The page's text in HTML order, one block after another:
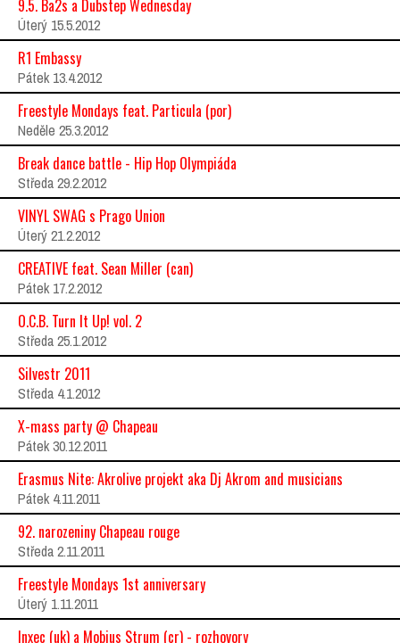
9.5. Ba2s a Dubstep Wednesday
Úterý 15.5.2012
R1 Embassy
Pátek 13.4.2012
Freestyle Mondays feat. Particula (por)
Neděle 25.3.2012
Break dance battle - Hip Hop Olympiáda
Středa 29.2.2012
VINYL SWAG s Prago Union
Úterý 21.2.2012
CREATIVE feat. Sean Miller (can)
Pátek 17.2.2012
O.C.B. Turn It Up! vol. 2
Středa 25.1.2012
Silvestr 2011
Středa 4.1.2012
X-mass party @ Chapeau
Pátek 30.12.2011
Erasmus Nite: Akrolive projekt aka Dj Akrom and musicians
Pátek 4.11.2011
92. narozeniny Chapeau rouge
Středa 2.11.2011
Freestyle Mondays 1st anniversary
Úterý 1.11.2011
Inxec (uk) a Mobius Strum (cr) - rozhovory